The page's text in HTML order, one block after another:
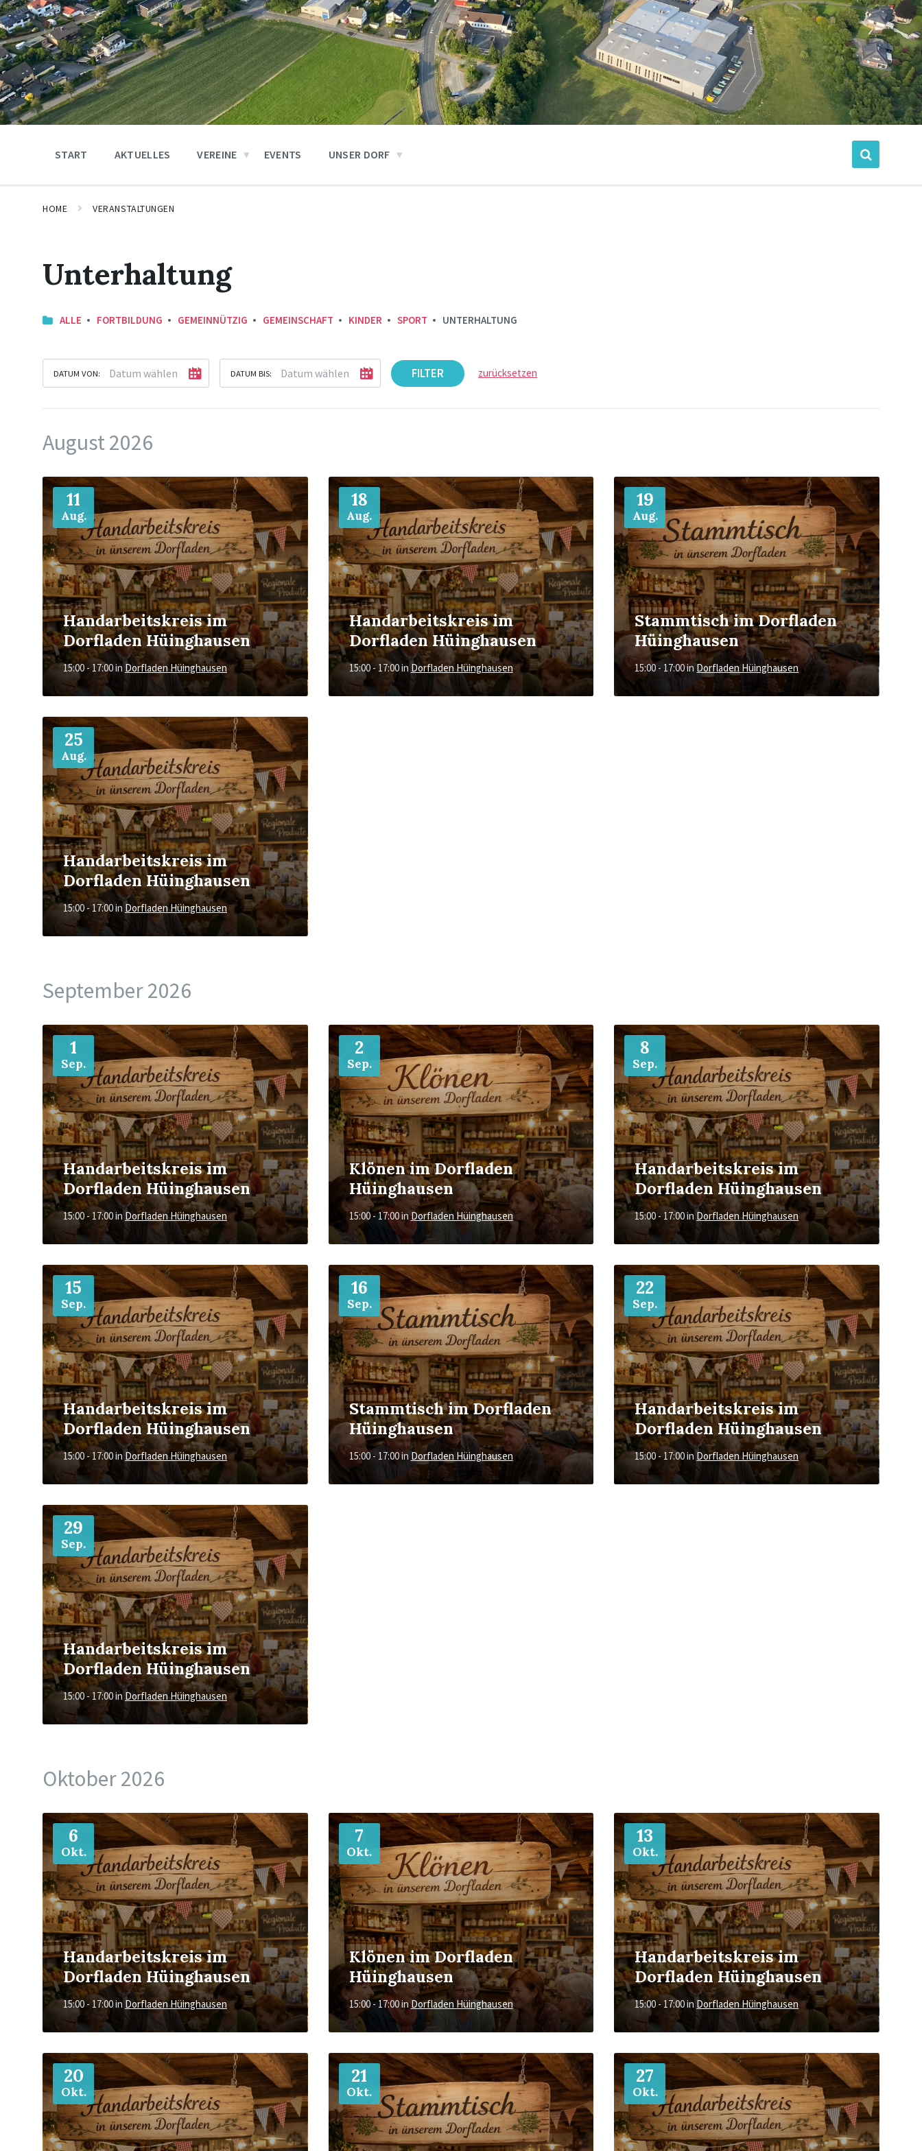
START AKTUELLES VEREINE EVENTS UNSER DORF
HOME VERANSTALTUNGEN
Unterhaltung
ALLE FORTBILDUNG GEMEINNÜTZIG GEMEINSCHAFT KINDER SPORT UNTERHALTUNG
DATUM VON: DATUM BIS: FILTER zurücksetzen
August 2026
11
Aug.
Handarbeitskreis im
Dorfladen Hüinghausen
15:00 - 17:00in Dorfladen Hüinghausen
Mehr
18
Aug.
Handarbeitskreis im
Dorfladen Hüinghausen
15:00 - 17:00in Dorfladen Hüinghausen
Mehr
19
Aug.
Stammtisch im Dorfladen
Hüinghausen
15:00 - 17:00inDorfladen Hüinghausen
Mehr
25
Aug.
Handarbeitskreis im
Dorfladen Hüinghausen
15:00 - 17:00in Dorfladen Hüinghausen
Mehr
September 2026
1
Sep.
Handarbeitskreis im
Dorfladen Hüinghausen
15:00 - 17:00in Dorfladen Hüinghausen
Mehr
2
Sep.
Klönen im Dorfladen
Hüinghausen
15:00 - 17:00inDorfladen Hüinghausen
Mehr
8
Sep.
Handarbeitskreis im
Dorfladen Hüinghausen
15:00 - 17:00in Dorfladen Hüinghausen
Mehr
15
Sep.
Handarbeitskreis im
Dorfladen Hüinghausen
15:00 - 17:00in Dorfladen Hüinghausen
Mehr
16
Sep.
Stammtisch im Dorfladen
Hüinghausen
15:00 - 17:00inDorfladen Hüinghausen
Mehr
22
Sep.
Handarbeitskreis im
Dorfladen Hüinghausen
15:00 - 17:00in Dorfladen Hüinghausen
Mehr
29
Sep.
Handarbeitskreis im
Dorfladen Hüinghausen
15:00 - 17:00in Dorfladen Hüinghausen
Mehr
Oktober 2026
6
Okt.
Handarbeitskreis im
Dorfladen Hüinghausen
15:00 - 17:00in Dorfladen Hüinghausen
Mehr
7
Okt.
Klönen im Dorfladen
Hüinghausen
15:00 - 17:00inDorfladen Hüinghausen
Mehr
13
Okt.
Handarbeitskreis im
Dorfladen Hüinghausen
15:00 - 17:00in Dorfladen Hüinghausen
Mehr
20
Okt.
Mehr
21
Okt.
Mehr
27
Okt.
Mehr